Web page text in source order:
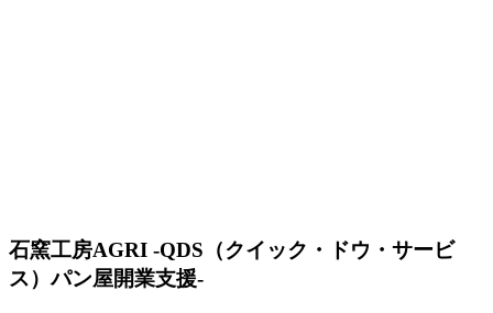
石窯工房AGRI -QDS（クイック・ドウ・サービ
ス）パン屋開業支援-